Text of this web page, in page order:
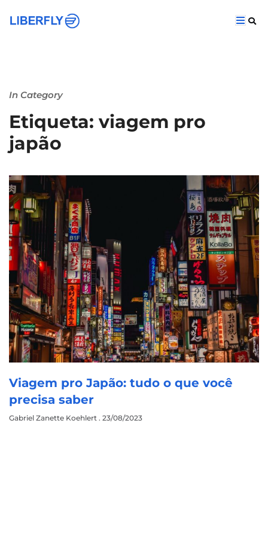
In Category
Etiqueta: viagem pro
japão
Viagem pro Japão: tudo o que você
precisa saber
Gabriel Zanette Koehlert 23/08/2023